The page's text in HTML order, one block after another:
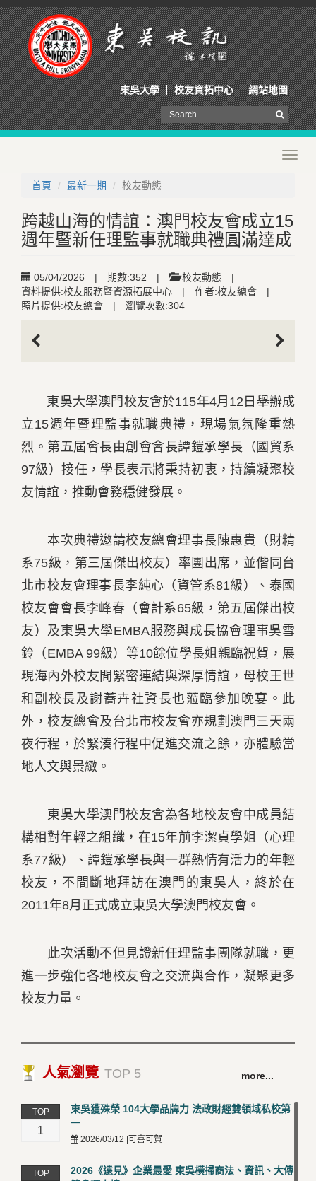
東吳大學 校友資拓中心 網站地圖
首頁
最新一期 校友動態
跨越山海的情誼：澳門校友會成立15
週年暨新任理監事就職典禮圓滿達成
05/04/2026 | 期數:352 | 校友動態
|
資料提供:校友服務暨資源拓展中心
| 作者:校友總會
|
照片提供:校友總會
| 瀏覽次數:304
東吳大學澳門校友會於115年4月12日舉辦成
立15週年暨理監事就職典禮，現場氣氛隆重熱
烈。第五屆會長由創會會長譚鎧承學長（國貿系
97級）接任，學長表示將秉持初衷，持續凝聚校
友情誼，推動會務穩健發展。
本次典禮邀請校友總會理事長陳惠貴（財精
系75級，第三屆傑出校友）率團出席，並偕同台
北市校友會理事長李純心（資管系81級）、泰國
校友會會長李峰春（會計系65級，第五屆傑出校
友）及東吳大學EMBA服務與成長協會理事吳雪
鈴（EMBA 99級）等10餘位學長姐親臨祝賀，展
現海內外校友間緊密連結與深厚情誼，母校王世
和副校長及謝蕎卉社資長也蒞臨參加晚宴。此
外，校友總會及台北市校友會亦規劃澳門三天兩
夜行程，於緊湊行程中促進交流之餘，亦體驗當
地人文與景緻。
東吳大學澳門校友會為各地校友會中成員結
構相對年輕之組織，在15年前李潔貞學姐（心理
系77級）、譚鎧承學長與一群熱情有活力的年輕
校友，不間斷地拜訪在澳門的東吳人，終於在
2011年8月正式成立東吳大學澳門校友會。
此次活動不但見證新任理監事團隊就職，更
進一步強化各地校友會之交流與合作，凝聚更多
校友力量。
人氣瀏覽 TOP 5 more...
TOP
1
東吳獲殊榮 104大學品牌力 法政財經雙領域私校第
一
2026/03/12 |可喜可賀
TOP
2026《遠見》企業最愛 東吳橫掃商法、資訊、大傳